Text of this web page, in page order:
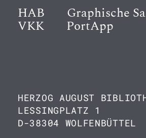
HAB Graphische
VKK PortApp
HERZOG AUGUST
LESSINGPLATZ 1
D-38304 WOLFENBÜTTEL